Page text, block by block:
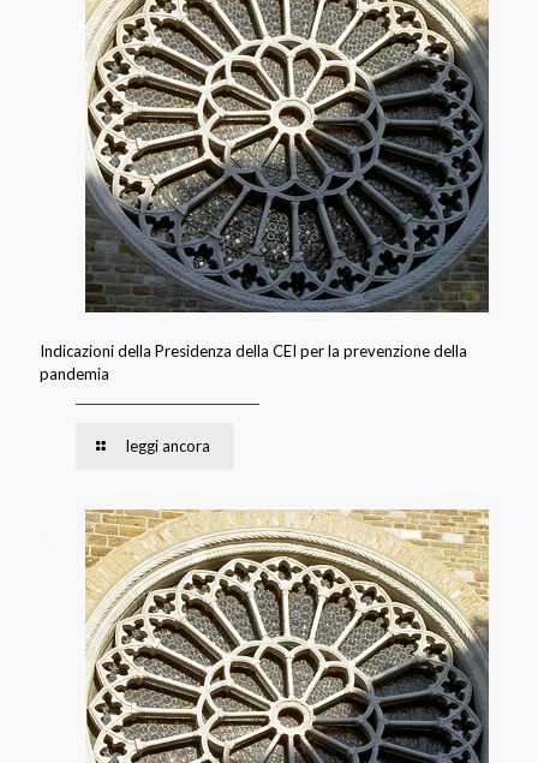
Indicazioni della Presidenza della CEI per la prevenzione della
pandemia
leggi ancora